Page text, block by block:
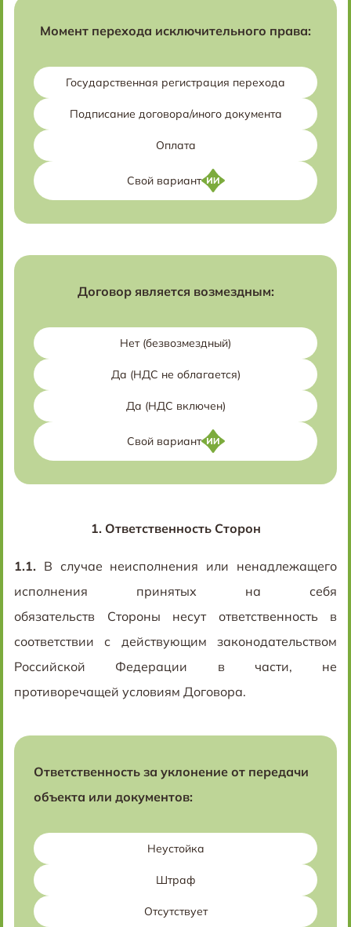
Момент перехода исключительного права:
Государственная регистрация перехода
Подписание договора/иного документа
Оплата
Свой вариант
Договор является возмездным:
Нет (безвозмездный)
Да (НДС не облагается)
Да (НДС включен)
Свой вариант
1. Ответственность Сторон
1.1. В случае неисполнения или ненадлежащего
исполнения принятых на себя
обязательств Стороны несут ответственность в
соответствии с действующим законодательством
Российской Федерации в части, не
противоречащей условиям Договора.
Ответственность за уклонение от передачи
объекта или документов:
Неустойка
Штраф
Отсутствует